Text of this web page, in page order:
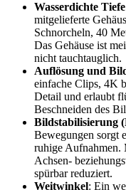
Wasserdichte Tiefe
mitgelieferte
Schnorcheln, 40
Das Gehäuse ist
nicht tauchtauglich.
Auflösung und
einfache Clips, 4K
Detail und erlaubt
Beschneiden des
Bildstabilisierung
Bewegungen sorgt
ruhige Aufnahmen.
Achsen-
spürbar reduziert.
Weitwinkel: Ein